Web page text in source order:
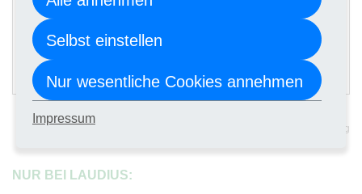
3 x 118,00 €
ANMELDEN
sichere Umgebung
NUR BEI LAUDIUS:
Selbst einstellen
Nur wesentliche Cookies annehmen
Impressum